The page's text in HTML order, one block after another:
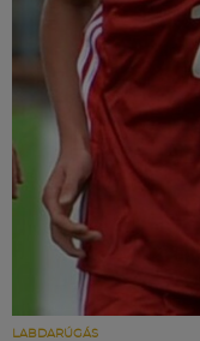
LABDARÚGÁS
Szakosztályok
Meccscenter
Klub
Szolgáltatások
Shop